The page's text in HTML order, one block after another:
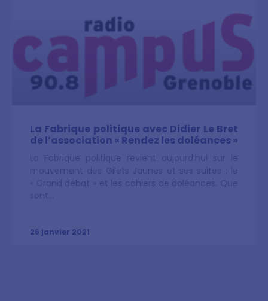
La Fabrique politique avec Didier Le Bret
de l’association « Rendez les doléances »
26 janvier 2021